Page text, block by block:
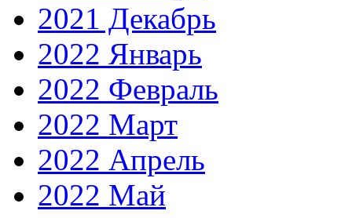
2021 Декабрь
2022 Январь
2022 Февраль
2022 Март
2022 Апрель
2022 Май